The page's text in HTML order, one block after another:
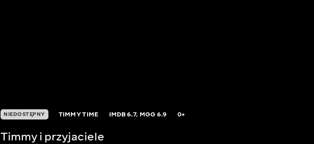
NIEDOSTĘPNY TIMMY TIME IMDB6.7, MGG6.9 0+
Timmy i przyjaciele